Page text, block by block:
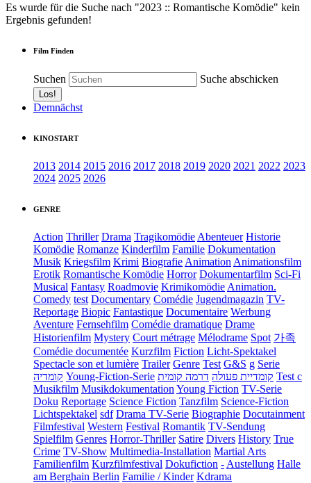
Es wurde für die Suche nach "2023 :: Romantische Komödie" kein
Ergebnis gefunden!
Film Finden
Suchen Suche abschicken
Demnächst
KINOSTART
2013 2014 2015 2016 2017 2018 2019 2020 2021 2022 2023
2024 2025 2026
GENRE
Action Thriller Drama Tragikomödie Abenteuer Historie
Komödie Romanze Kinderfilm Familie Dokumentation
Musik Kriegsfilm Krimi Biografie Animation Animationsfilm
Erotik Romantische Komödie Horror Dokumentarfilm Sci-Fi
Musical Fantasy Roadmovie Krimikomödie Animation.
Comedy test Documentary Comédie Jugendmagazin TV-
Reportage Biopic Fantastique Documentaire Werbung
Aventure Fernsehfilm Comédie dramatique Drame
Historienfilm Mystery Court métrage Mélodrame Spot 가족
Comédie documentée Kurzfilm Fiction Licht-Spektakel
Spectacle son et lumière Trailer Genre Test G&S g Serie
קומדיה Young-Fiction-Serie קומדיית פעולה דרמה קומית
Test c
Musikfilm Musikdokumentation Young Fiction TV-Serie
Doku Reportage Science Fiction Tanzfilm Science-Fiction
Lichtspektakel sdf Drama TV-Serie Biographie Docutainment
Filmfestival Western Festival Romantik TV-Sendung
Spielfilm Genres Horror-Thriller Satire Divers History True
Crime TV-Show Multimedia-Installation Martial Arts
Familienfilm Kurzfilmfestival Dokufiction - Austellung Halle
am Berghain Berlin Familie / Kinder Kdrama